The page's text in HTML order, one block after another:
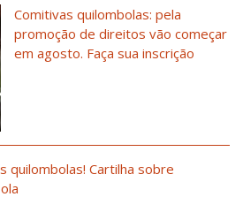
Comitivas quilombolas: pela
promoção de direitos vão começar
em agosto. Faça sua inscrição
quilombolas! Cartilha sobre